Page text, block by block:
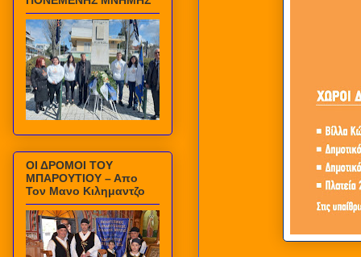
ΟΙ ΔΡΟΜΟΙ ΤΟΥ
ΜΠΑΡΟΥΤΙΟΥ – Απο
Τον Μανο Κιλημαντζο